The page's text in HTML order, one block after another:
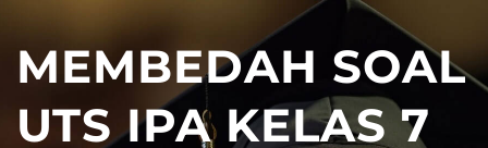
MEMBEDAH SOAL
UTS IPA KELAS 7